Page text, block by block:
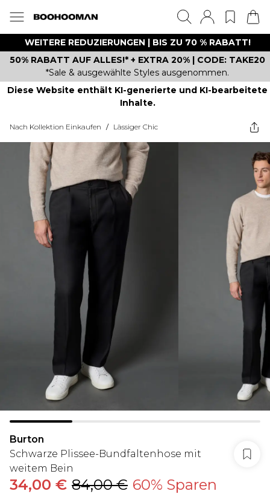
WEITERE REDUZIERUNGEN | BIS ZU 70 % RABATT!
50% RABATT AUF ALLES!* + EXTRA 20% | CODE: TAKE20
*Sale & ausgewählte Styles ausgenommen.
Diese Website enthält KI-generierte und KI-bearbeitete
Inhalte.
Nach Kollektion Einkaufen / Lässiger Chic
Burton
Schwarze Plissee-Bundfaltenhose mit
weitem Bein
34,00 € 84,00 € 60% Sparen